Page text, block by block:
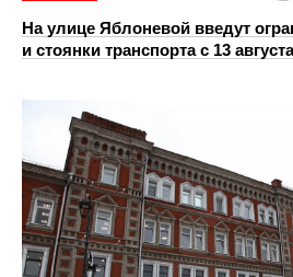
На улице Яблоневой введут
и стоянки транспорта с 13 августа